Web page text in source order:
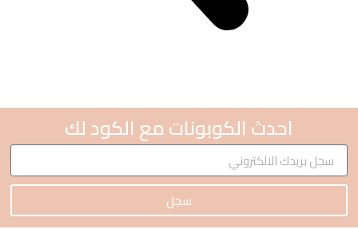
احدث الكوبونات مع الكود لك
سجل